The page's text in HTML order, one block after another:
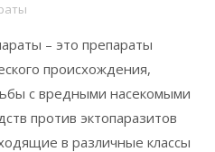
– это препараты
происхождения,
с вредными насекомыми
против эктопаразитов
в различные классы